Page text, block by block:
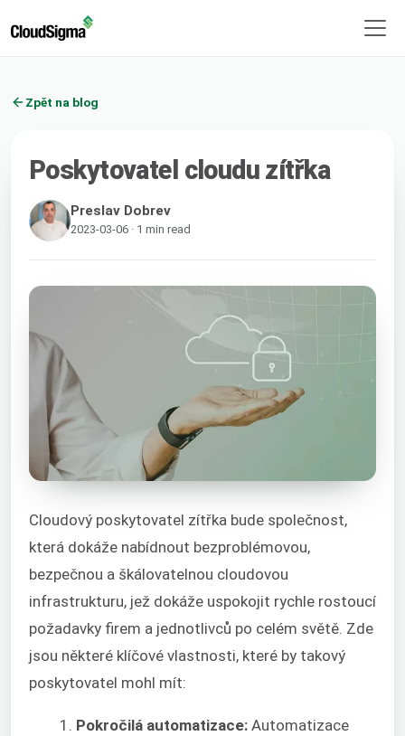
Zpět na blog
Poskytovatel cloudu zítřka
Preslav Dobrev
2023-03-06 · 1 min read
Cloudový poskytovatel zítřka bude společnost,
která dokáže nabídnout bezproblémovou,
bezpečnou a škálovatelnou cloudovou
infrastrukturu, jež dokáže uspokojit rychle rostoucí
požadavky firem a jednotlivců po celém světě. Zde
jsou některé klíčové vlastnosti, které by takový
poskytovatel mohl mít:
Pokročilá automatizace: Automatizace